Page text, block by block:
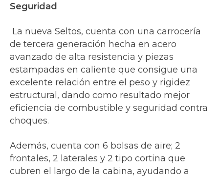
Seguridad
La nueva Seltos, cuenta con una carrocería
de tercera generación hecha en acero
avanzado de alta resistencia y piezas
estampadas en caliente que consigue una
excelente relación entre el peso y rigidez
estructural, dando como resultado mejor
eficiencia de combustible y seguridad contra
choques.
Además, cuenta con 6 bolsas de aire; 2
frontales, 2 laterales y 2 tipo cortina que
cubren el largo de la cabina, ayudando a